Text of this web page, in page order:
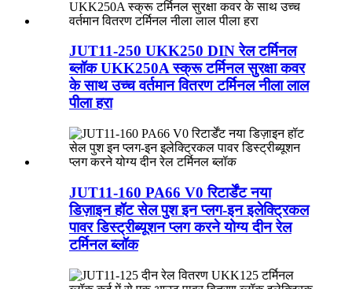
JUT11-250 UKK250 DIN रेल टर्मिनल
ब्लॉक UKK250A स्क्रू टर्मिनल सुरक्षा कवर
के साथ उच्च वर्तमान वितरण टर्मिनल नीला लाल
पीला हरा
JUT11-160 PA66 V0 रिटार्डेंट नया
डिज़ाइन हॉट सेल पुश इन प्लग-इन इलेक्ट्रिकल
पावर डिस्ट्रीब्यूशन प्लग करने योग्य दीन रेल
टर्मिनल ब्लॉक